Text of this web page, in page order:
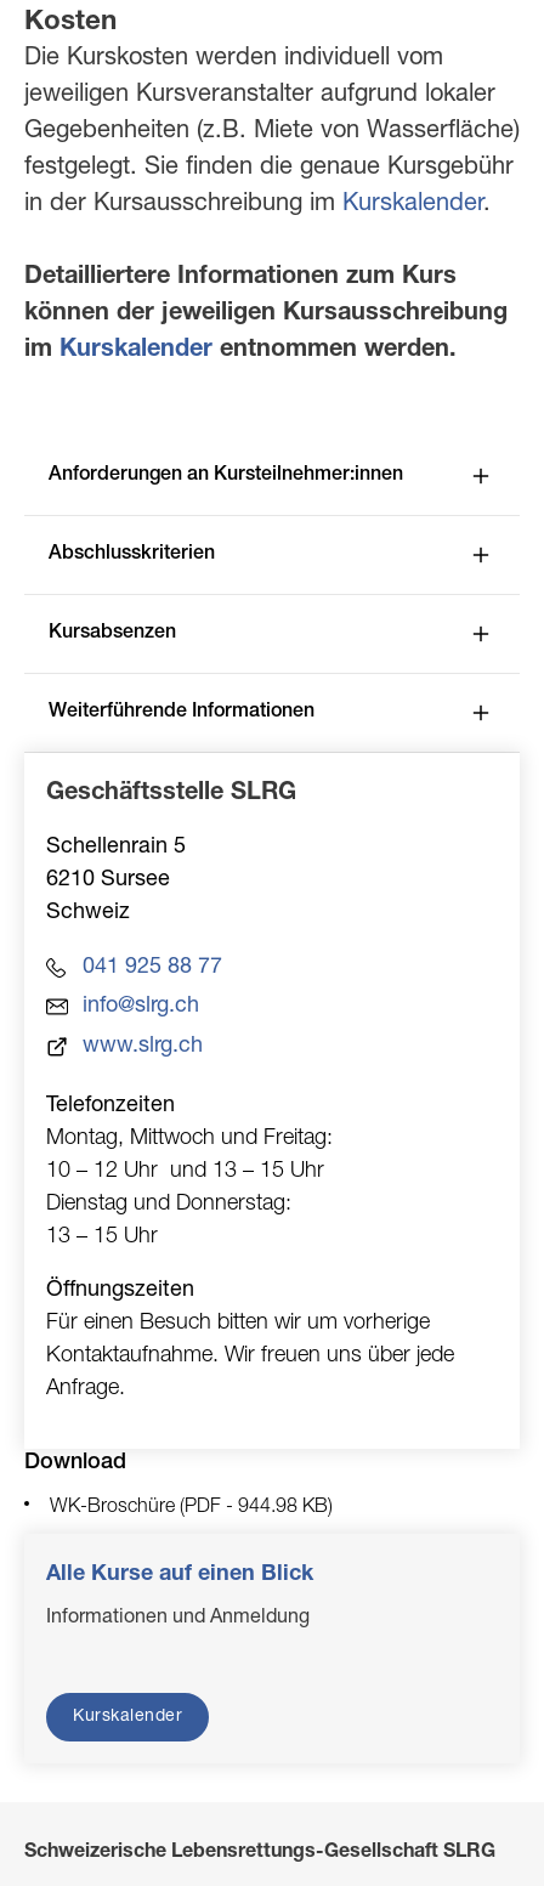
Kosten
Die Kurskosten werden individuell vom
jeweiligen Kursveranstalter aufgrund lokaler
Gegebenheiten (z.B. Miete von Wasserfläche)
festgelegt. Sie finden die genaue Kursgebühr
in der Kursausschreibung im Kurskalender.
Detailliertere Informationen zum Kurs
können der jeweiligen Kursausschreibung
im Kurskalender entnommen werden.
Anforderungen an Kursteilnehmer:innen
Abschlusskriterien
Kursabsenzen
Weiterführende Informationen
Geschäftsstelle SLRG
Schellenrain 5
6210 Sursee
Schweiz
041 925 88 77
info@slrg.ch
www.slrg.ch
Telefonzeiten
Montag, Mittwoch und Freitag:
10 – 12 Uhr und 13 – 15 Uhr
Dienstag und Donnerstag:
13 – 15 Uhr
Öffnungszeiten
Für einen Besuch bitten wir um vorherige
Kontaktaufnahme. Wir freuen uns über jede
Anfrage.
Download
Dokument
WK-Broschüre (PDF - 944.98 KB)
Alle Kurse auf einen Blick
Informationen und Anmeldung
Kurskalender
Schweizerische Lebensrettungs-Gesellschaft SLRG